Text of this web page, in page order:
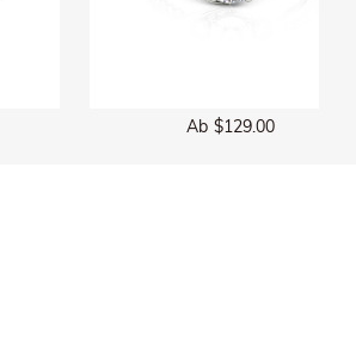
Ab $129.00